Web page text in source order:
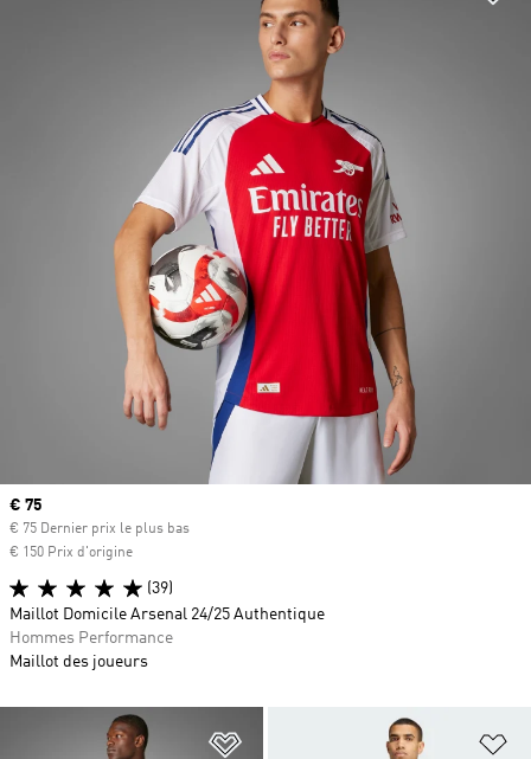
Ajouter à la Liste de produits
Prix actuel
€ 75
€ 75 Dernier prix le plus bas
€ 150 Prix d'origine
(39)
Maillot Domicile Arsenal 24/25 Authentique
Hommes Performance
Maillot des joueurs